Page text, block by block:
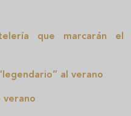
que marcarán el
al verano
verano